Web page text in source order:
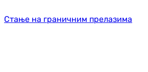
Стање на граничним прелазима